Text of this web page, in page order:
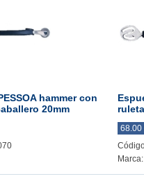
hammer con
20mm
68.00
Marca: